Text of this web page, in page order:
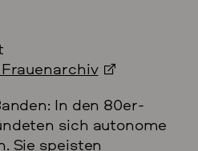
In den 80er-
sich autonome
Sie speisten